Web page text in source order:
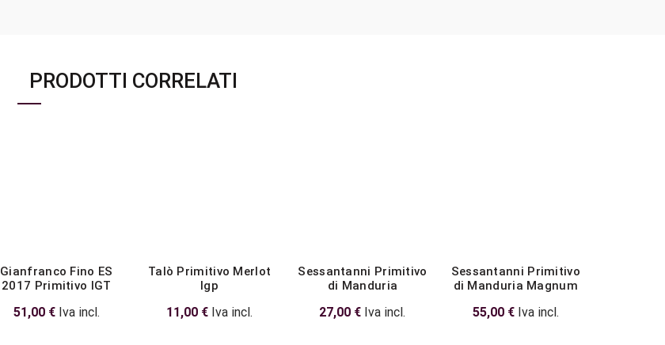
PRODOTTI CORRELATI
Gianfranco Fino ES
2017 Primitivo IGT
51,00 € Iva incl.
Talò Primitivo Merlot
Igp
11,00 € Iva incl.
Sessantanni Primitivo
di Manduria
27,00 € Iva incl.
Sessantanni Primitivo
di Manduria Magnum
55,00 € Iva incl.